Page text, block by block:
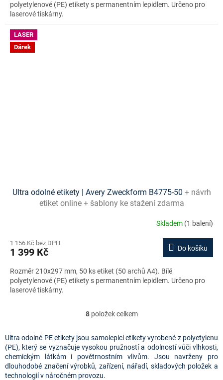
polyetylenové (PE) etikety s permanentním lepidlem. Určeno pro
laserové tiskárny.
LASER
Dárek
Ultra odolné etikety | Avery Zweckform B4775-50 + návrh
etiket online + šablony ke stažení zdarma
Skladem (1 balení)
1 156 Kč bez DPH
1 399 Kč Do košíku
Rozměr 210x297 mm, 50 ks etiket (50 archů A4). Bílé
polyetylenové (PE) etikety s permanentním lepidlem. Určeno pro
laserové tiskárny.
O
l
á
d
a
8položek celkem
Ultra odolné PE etikety jsou samolepicí etikety vyrobené z polyetylenu
(PE), který se vyznačuje vysokou pružností a odolností vůči vlhkosti,
chemickým látkám i povětrnostním vlivům. Jsou navrženy pro
dlouhodobé značení výrobků, zařízení, nářadí, skladových položek a
technologií v náročném provozu.